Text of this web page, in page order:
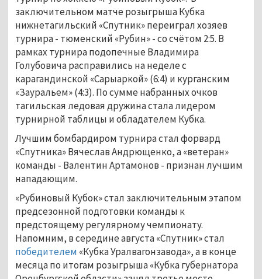
заключительном матче розыгрыша Кубка
нижнетагильский «Спутник» переиграл хозяев
турнира - тюменский «Рубин» - со счётом 2:5. В
рамках турнира подопечные Владимира
Голубовича расправились на неделе с
карагандинской «Сарыаркой» (6:4) и курганским
«Зауральем» (4:3). По сумме набранных очков
тагильская ледовая дружина стала лидером
турнирной таблицы и обладателем Кубка.
Лучшим бомбардиром турнира стал форвард
«Спутника» Вячеслав Андрющенко, а «ветеран»
команды - Валентин Артамонов - признан лучшим
нападающим.
«Рубиновый Кубок» стал заключительным этапом
предсезонной подготовки команды к
предстоящему регулярному чемпионату.
Напомним, в середине августа «Спутник» стал
победителем «Кубка Уралвагонзавода», а в конце
месяца по итогам розыгрыша «Кубка губернатора